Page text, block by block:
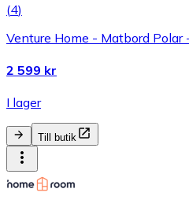
(4)
Venture Home - Matbord Polar
2 599 kr
I lager
Till butik